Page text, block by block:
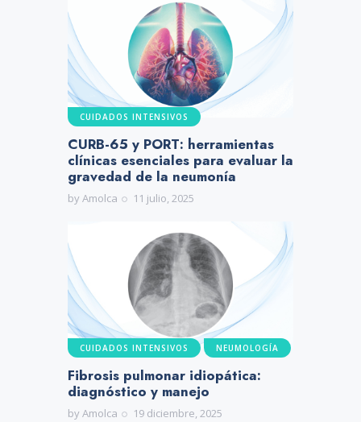
CUIDADOS INTENSIVOS
CURB-65 y PORT: herramientas
clínicas esenciales para evaluar la
gravedad de la neumonía
byAmolca 11 julio, 2025
CUIDADOS INTENSIVOS NEUMOLOGÍA
Fibrosis pulmonar idiopática:
diagnóstico y manejo
byAmolca 19 diciembre, 2025